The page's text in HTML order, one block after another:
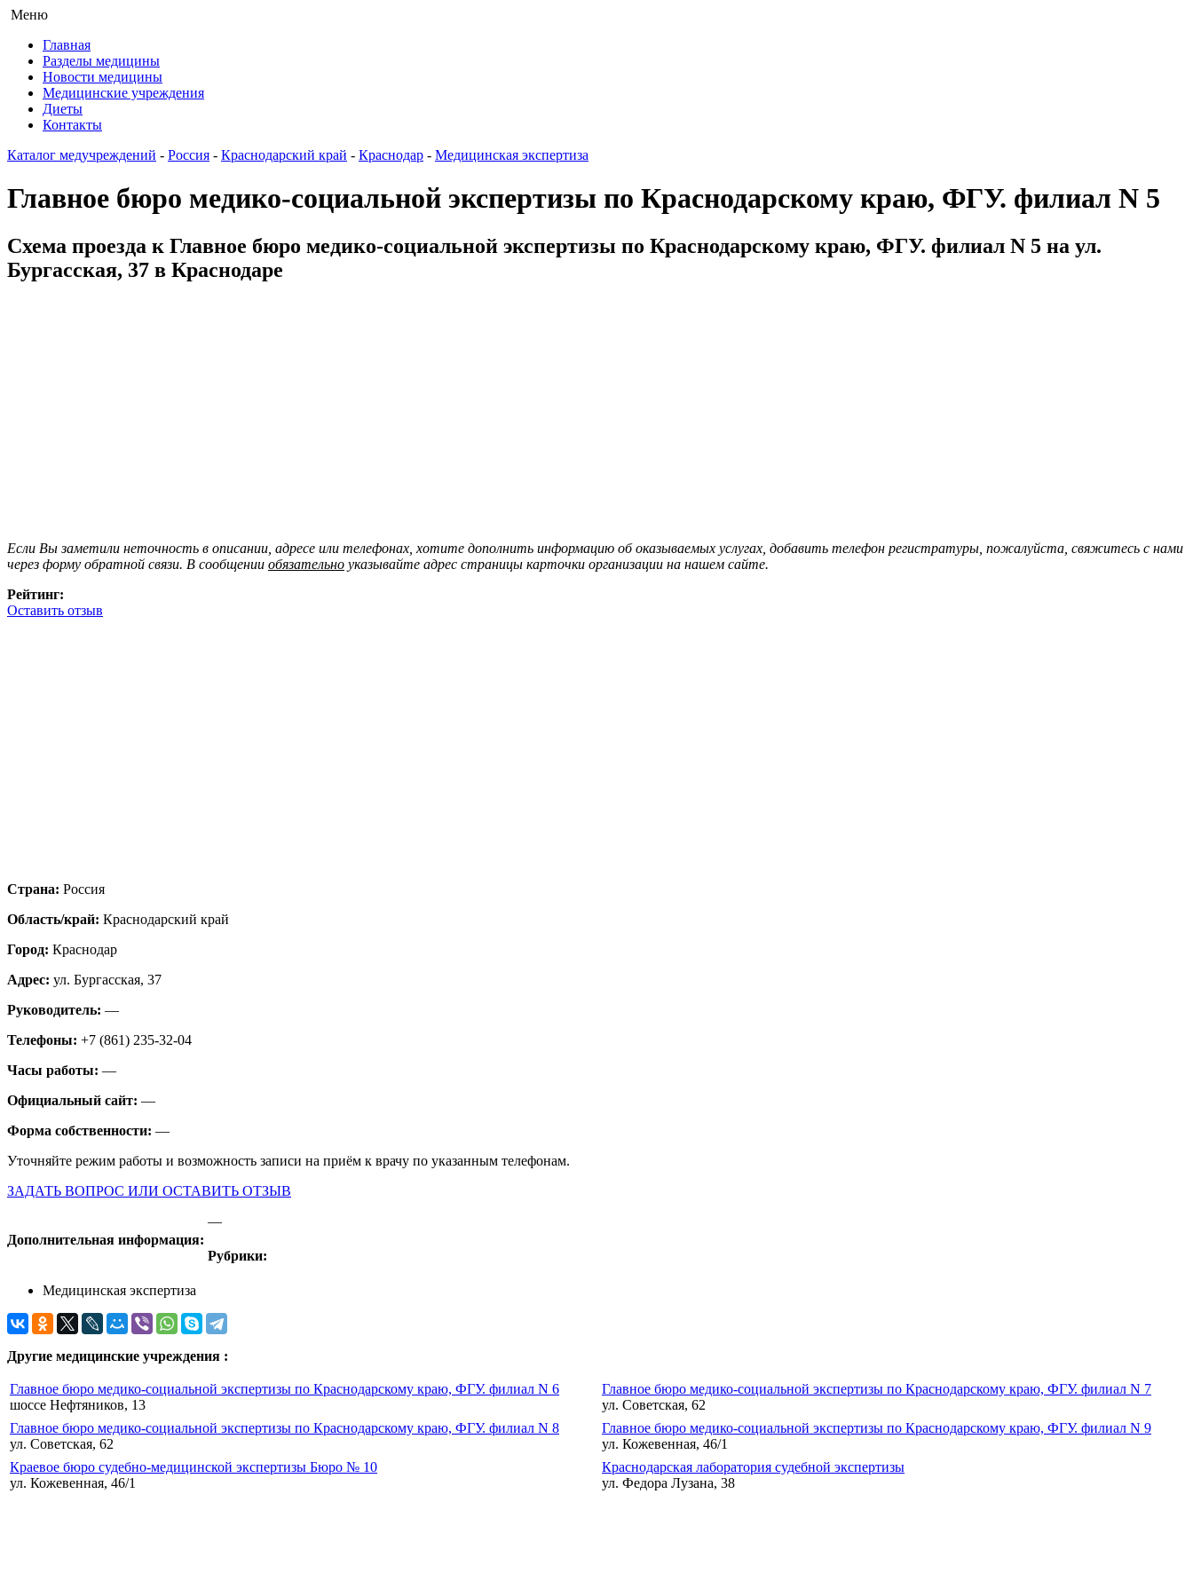
Меню
Главная
Разделы медицины
Новости медицины
Медицинские учреждения
Диеты
Контакты
Каталог медучреждений - Россия - Краснодарский край - Краснодар - Медицинская экспертиза
Главное бюро медико-социальной экспертизы по Краснодарскому краю, ФГУ. филиал N 5
Схема проезда к Главное бюро медико-социальной экспертизы по Краснодарскому краю, ФГУ. филиал N 5 на ул.
Бургасская, 37 в Краснодаре
Если Вы заметили неточность в описании, адресе или телефонах, хотите дополнить информацию об оказываемых услугах, добавить телефон регистратуры, пожалуйста, свяжитесь с нами
через форму обратной связи. В сообщении обязательно указывайте адрес страницы карточки организации на нашем сайте.
Рейтинг:
Оставить отзыв
Страна: Россия
Область/край: Краснодарский край
Город: Краснодар
Адрес: ул. Бургасская, 37
Руководитель: —
Телефоны: +7 (861) 235-32-04
Часы работы: —
Официальный сайт: —
Форма собственности: —
Уточняйте режим работы и возможность записи на приём к врачу по указанным телефонам.
ЗАДАТЬ ВОПРОС ИЛИ ОСТАВИТЬ ОТЗЫВ
Дополнительная информация:
—
Рубрики:
Медицинская экспертиза
Другие медицинские учреждения :
Главное бюро медико-социальной экспертизы по Краснодарскому краю, ФГУ. филиал N 6
шоссе Нефтяников, 13
Главное бюро медико-социальной экспертизы по Краснодарскому краю, ФГУ. филиал N 7
ул. Советская, 62
Главное бюро медико-социальной экспертизы по Краснодарскому краю, ФГУ. филиал N 8
ул. Советская, 62
Главное бюро медико-социальной экспертизы по Краснодарскому краю, ФГУ. филиал N 9
ул. Кожевенная, 46/1
Краевое бюро судебно-медицинской экспертизы Бюро № 10
ул. Кожевенная, 46/1
Краснодарская лаборатория судебной экспертизы
ул. Федора Лузана, 38